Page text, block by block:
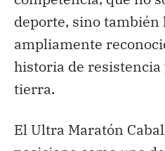
deporte, sino
ampliamente
historia de resistencia
tierra.
El Ultra Maratón